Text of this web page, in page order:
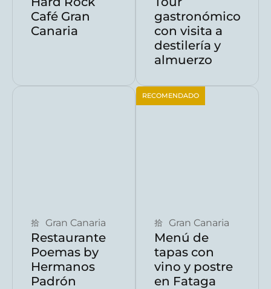
Café Gran
Canaria
gastronómico
con visita a
destilería y
almuerzo
Gran Canaria
Restaurante
Poemas by
Hermanos
Padrón
RECOMENDADO
Gran Canaria
Menú de
tapas con
vino y postre
en Fataga